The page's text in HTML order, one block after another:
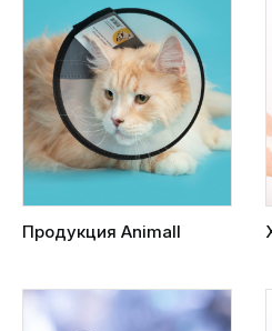
Продукция Animall